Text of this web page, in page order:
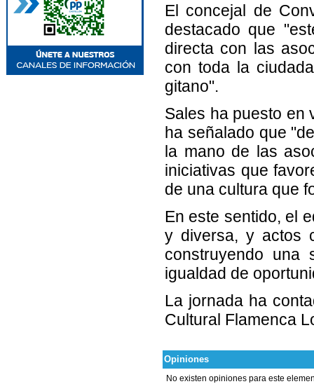
El concejal de
destacado que
directa con las
con toda la
gitano".
Sales ha puesto en
ha señalado que
la mano de las
iniciativas que
de una cultura que
En este sentido, el
y diversa, y actos
construyendo una
igualdad de
La jornada ha
Cultural Flamenca
Opiniones
No existen opiniones para este